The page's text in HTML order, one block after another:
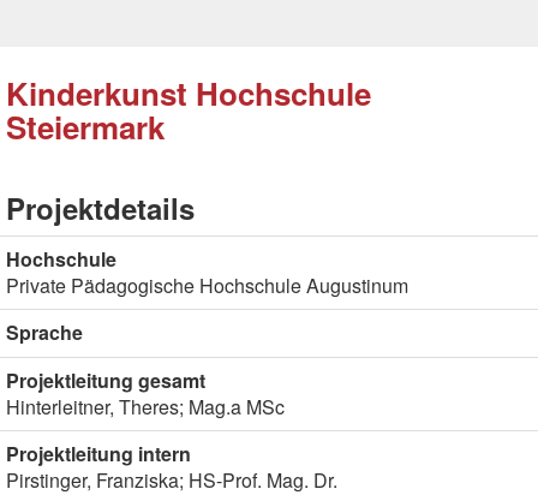
Kinderkunst Hochschule
Steiermark
Projektdetails
Hochschule
Private Pädagogische Hochschule Augustinum
Sprache
Projektleitung gesamt
Hinterleitner, Theres; Mag.a MSc
Projektleitung intern
Pirstinger, Franziska; HS-Prof. Mag. Dr.